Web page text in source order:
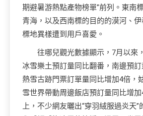
期避暑游熱點產物榜單”前列。東南
青海，以及西南標的目的的漠河、
標地異樣遭到用戶喜愛。
往哪兒觀光數據顯示，7月以來
冰雪樂土預訂量同比翻番，南邊預
熱雪古跡門票訂單量同比增加4倍，
雪世界帶動周邊飯店預訂量同比增
上，不少網友曬出“穿羽絨服過炎天